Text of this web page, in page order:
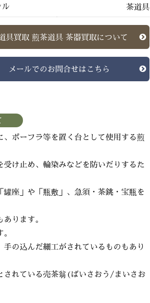
茶道具
具買取 煎茶道具 茶器買取について
メールでのお問合せはこちら
ボーフラ等を置く台として使用する煎
け止め、輪染みなどを防いだりするた
座」や「瓶敷」、急須・茶銚・宝瓶を
ります。
の込んだ細工がされているものもあり
されている売茶翁(ばいさおう/まいさお